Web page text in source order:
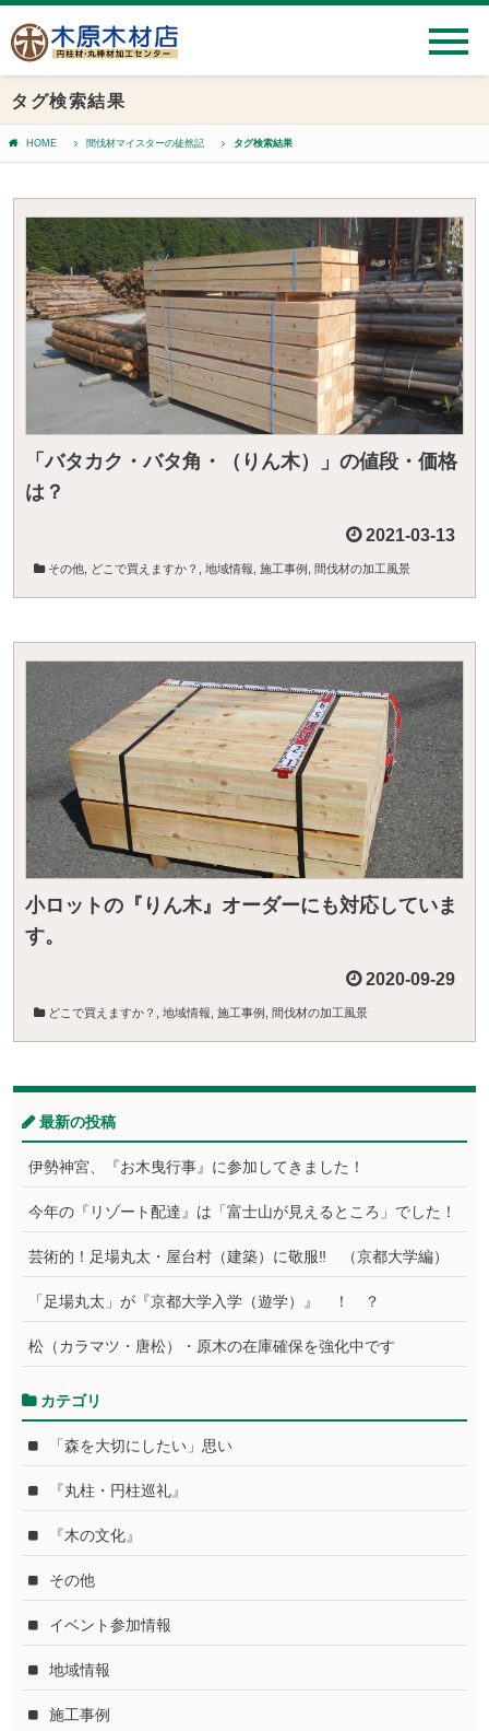
タグ検索結果
HOME 間伐材マイスターの徒然記 タグ検索結果
「バタカク・バタ角・（りん木）」の値段・価格
は？
2021-03-13
その他 どこで買えますか？ 地域情報 施工事例 間伐材の加工風景
小ロットの『りん木』オーダーにも対応していま
す。
2020-09-29
どこで買えますか？ 地域情報 施工事例 間伐材の加工風景
最新の投稿
伊勢神宮、『お木曳行事』に参加してきました！
今年の『リゾート配達』は「富士山が見えるところ」でした！
芸術的！足場丸太・屋台村（建築）に敬服‼ （京都大学編）
「足場丸太」が『京都大学入学（遊学）』 ！ ？
松（カラマツ・唐松）・原木の在庫確保を強化中です
カテゴリ
「森を大切にしたい」思い
『丸柱・円柱巡礼』
『木の文化』
その他
イベント参加情報
地域情報
施工事例